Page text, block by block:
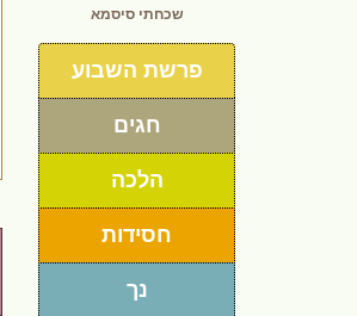
שכחתי סיסמא
פרשת השבוע
חגים
הלכה
חסידות
נך